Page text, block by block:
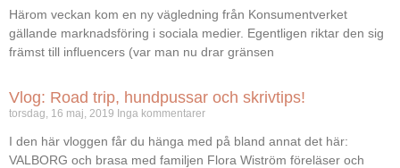
Härom veckan kom en ny vägledning från Konsumentverket
gällande marknadsföring i sociala medier. Egentligen riktar den sig
främst till influencers (var man nu drar gränsen
Vlog: Road trip, hundpussar och skrivtips!
torsdag, 16 maj, 2019 Inga kommentarer
I den här vloggen får du hänga med på bland annat det här:
VALBORG och brasa med familjen Flora Wiström föreläser och